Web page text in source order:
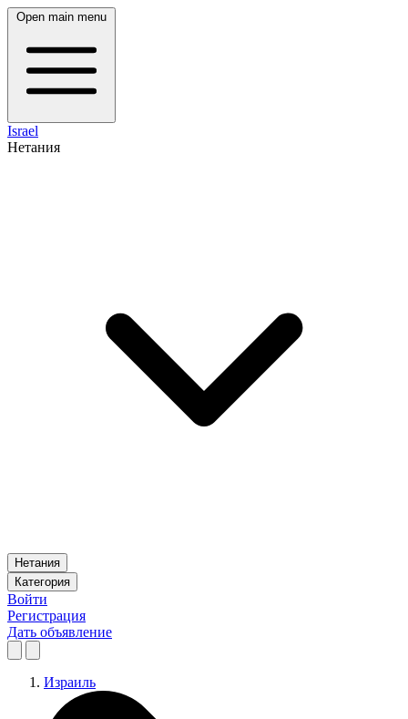
Open main menu
Israel
Нетания
Нетания
Категория
Войти
Регистрация
Дать объявление
Израиль